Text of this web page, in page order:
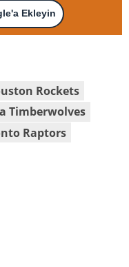
Ekleyin
Rockets
Timberwolves
Raptors